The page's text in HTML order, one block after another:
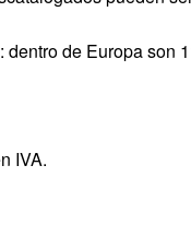
de Europa son
IVA.